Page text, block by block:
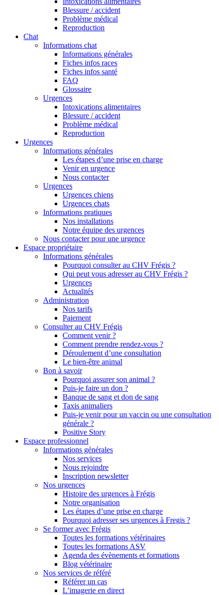
Blessure / accident
Problème médical
Reproduction
Chat
Informations chat
Informations générales
Fiches infos races
Fiches infos santé
FAQ
Glossaire
Urgences
Intoxications alimentaires
Blessure / accident
Problème médical
Reproduction
Urgences
Informations générales
Les étapes d’une prise en charge
Venir en urgence
Nous contacter
Urgences
Urgences chiens
Urgences chats
Informations pratiques
Nos installations
Notre équipe des urgences
Nous contacter pour une urgence
Espace propriétaire
Informations générales
Pourquoi consulter au CHV Frégis ?
Qui peut vous adresser au CHV Frégis ?
Urgences
Actualités
Administration
Nos tarifs
Paiement
Consulter au CHV Frégis
Comment venir ?
Comment prendre rendez-vous ?
Déroulement d’une consultation
Le bien-être animal
Bon à savoir
Pourquoi assurer son animal ?
Puis-je faire un don ?
Banque de sang et don de sang
Taxis animaliers
Puis-je venir pour un vaccin ou une consultation
générale ?
Positive Story
Espace professionnel
Informations générales
Nos services
Nous rejoindre
Inscription newsletter
Nos urgences
Histoire des urgences à Frégis
Notre organisation
Les étapes d’une prise en charge
Pourquoi adresser ses urgences à Fregis ?
Se former avec Frégis
Toutes les formations vétérinaires
Toutes les formations ASV
Agenda des évènements et formations
Blog vétérinaire
Nos services de référé
Référer un cas
L’imagerie en direct